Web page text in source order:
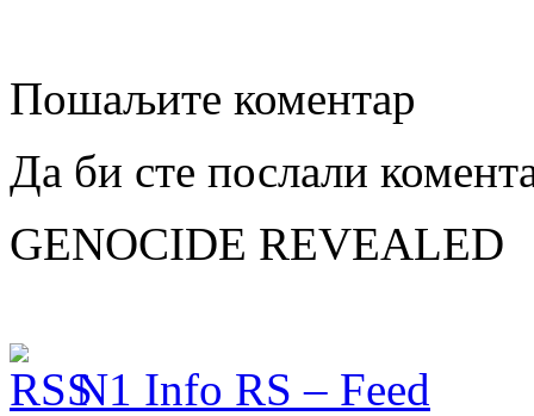
Пошаљите коментар
Да би сте послали
GENOCIDE REVEALED
N1 Info RS – Feed